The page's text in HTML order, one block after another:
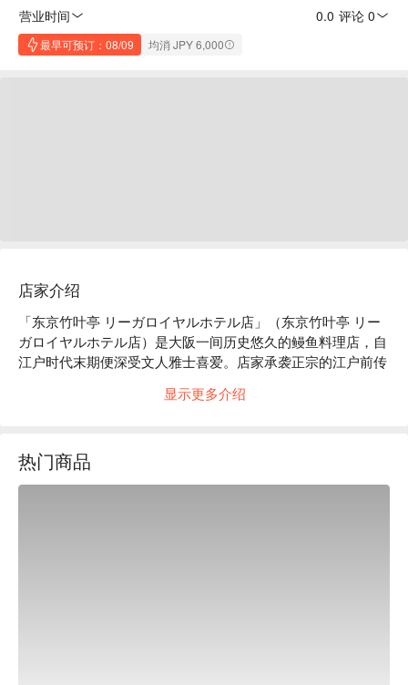
营业时间
0.0 评论 0
最早可预订：08/09 均消 JPY 6,000
店家介绍
「东京竹叶亭 リーガロイヤルホテル店」（东京竹叶亭 リー
ガロイヤルホテル店）是大阪一间历史悠久的鳗鱼料理店，自
江户时代末期便深受文人雅士喜爱。店家承袭正宗的江户前传
三次再炭烤，完美呈现蓬松软嫩的口感与浓郁的风味。除了招
务宴请，都能在这里享受宁静又奢华的用餐时光。
【招牌菜色】
显示更多介绍
热门商品